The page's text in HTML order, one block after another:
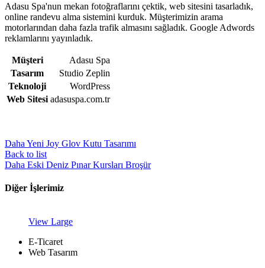
Adasu Spa'nun mekan fotoğraflarını çektik, web sitesini tasarladık,
online randevu alma sistemini kurduk. Müşterimizin arama
motorlarından daha fazla trafik almasını sağladık. Google Adwords
reklamlarını yayınladık.
Müşteri
Adasu Spa
Tasarım
Studio Zeplin
Teknoloji
WordPress
Web Sitesi adasuspa.com.tr
Daha Yeni Joy Glov Kutu Tasarımı
Back to list
Daha Eski Deniz Pınar Kursları Broşür
Diğer İşlerimiz
View Large
E-Ticaret
Web Tasarım